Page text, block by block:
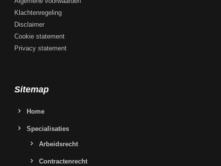
Klachtenregeling
Disclaimer
Cookie statement
Privacy statement
Sitemap
Home
Specialisaties
Arbeidsrecht
Contractenrecht